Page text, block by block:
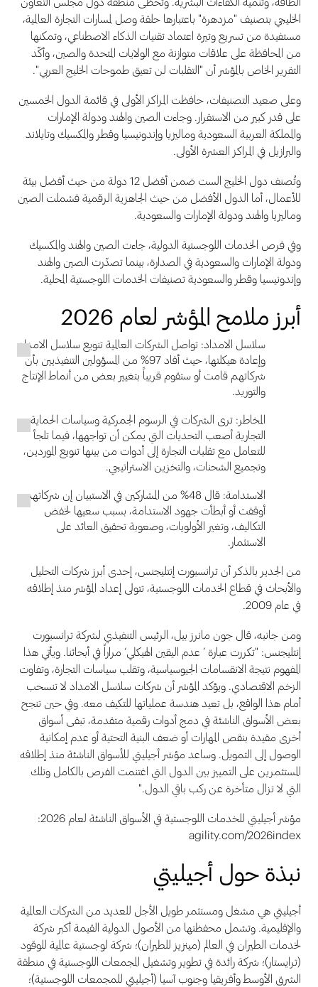
الخليجي بتصنيف "مزدهرة" باعتبارها حلقة وصل لمسارات التجارة العالمية،
مستفيدة من تسريع وتيرة اعتماد تقنيات الذكاء الاصطناعي، وتمكنها
من المحافظة على علاقات متوازنة مع الولايات المتحدة والصين، وأكّد
التقرير الخاص بالمؤشر أن "التقلبات لن تعيق طموحات الخليج العربي".
وعلى صعيد التصنيفات، حافظت المراكز الأولى في قائمة الدول الخمسين
على قدر كبير من الاستقرار. وجاءت الصين والهند ودولة الإمارات
والمملكة العربية السعودية وماليزيا وإندونيسيا وقطر والمكسيك وتايلاند
والبرازيل في المراكز العشرة الأولى.
وتُصنف دول الخليج الست ضمن أفضل 12 دولة من حيث أفضل بيئة
للأعمال، أما الدول الأفضل من حيث الجاهزية الرقمية فشملت الصين
وماليزيا والهند ودولة الإمارات والسعودية.
وفي فرص الخدمات اللوجستية الدولية، جاءت الصين والهند والمكسيك
ودولة الإمارات والسعودية في الصدارة، بينما تصدّرت الصين والهند
وإندونيسيا وقطر والسعودية تصنيفات الخدمات اللوجستية المحلية.
أبرز ملامح المؤشر لعام 2026
سلاسل الامداد: تواصل الشركات العالمية تنويع سلاسل الامداد
وإعادة هيكلتها، حيث أفاد 97% من المسؤولين التنفيذيين بأن
شركاتهم قامت أو ستقوم قريباً بتغيير بعض من أنماط الإنتاج
والتوريد.
المخاطر: ترى الشركات في الرسوم الجمركية وسياسات الحماية
التجارية أصعب التحديات التي يمكن أن تواجهها، فيما تلجأ
للتعامل مع تقلبات التجارة إلى أدوات من بينها تنويع الموردين،
وتجميع الشحنات، والتخزين الاستراتيجي.
الاستدامة: قال 48% من المشاركين في الاستبيان إن شركاتهم
أوقفت أو أبطأت جهود الاستدامة، بسبب سعيها لخفض
التكاليف، وتغير الأولويات، وصعوبة تحقيق العائد على
الاستثمار.
من الجدير بالذكر أن ترانسبورت إنتليجنس، إحدى أبرز شركات التحليل
والأبحاث في قطاع الخدمات اللوجستية، تتولى إعداد المؤشر منذ إطلاقه
في عام 2009.
ومن جانبه، قال جون مانرز بيل، الرئيس التنفيذي لشركة ترانسبورت
إنتليجنس: "تكررت عبارة ’ عدم اليقين الهيكلي‘ مراراً في أبحاثنا. ويأتي هذا
المفهوم نتيجة الانقسامات الجيوسياسية، وتقلب سياسات التجارة، وتفاوت
الزخم الاقتصادي. ويؤكد المؤشر أن شركات سلاسل الامداد لا تنسحب
أمام هذا الواقع، بل تعيد هندسة عملياتها للتكيف معه. وفي حين تنجح
بعض الأسواق الناشئة في دمج أدوات رقمية متقدمة، تبقى أسواق
أخرى مقيدة بنقص المهارات أو ضعف البنية التحتية أو عدم إمكانية
الوصول إلى التمويل. وساعد مؤشر أجيليتي للأسواق الناشئة منذ إطلاقه
المستثمرين على التمييز بين الدول التي اغتنمت الفرص بالكامل وتلك
التي لا تزال متأخرة عن ركب باقي الدول."
مؤشر أجيليتي للخدمات اللوجستية في الأسواق الناشئة لعام 2026:
agility.com/2026index
نبذة حول أجيليتي
أجيليتي هي مشغل ومستثمر طويل الأجل للعديد من الشركات العالمية
والإقليمية. وتشمل محفظتها من الأصول الدولية القيمة أكبر شركة
لخدمات الطيران في العالم (مينزيز للطيران)؛ شركة لوجستية عالمية للوقود
(ترايستار)؛ شركة رائدة في تطوير وتشغيل المجمعات اللوجستية في منطقة
الشرق الأوسط وأفريقيا وجنوب آسيا (أجيليتي للمجمعات اللوجستية)؛